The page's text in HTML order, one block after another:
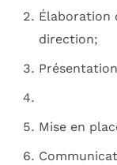
Élaboration
direction;
Mise en